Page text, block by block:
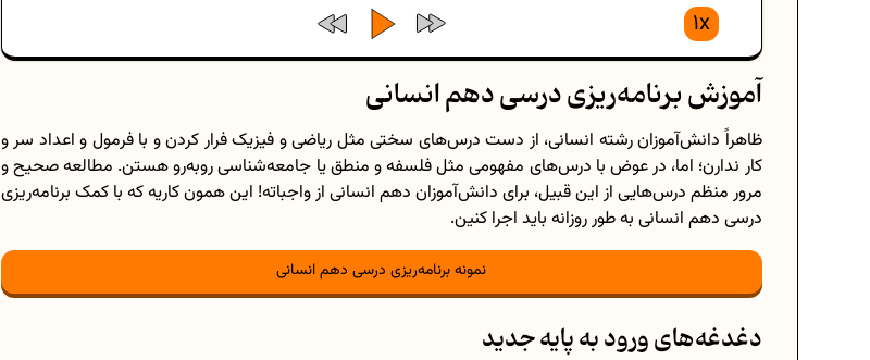
1x
آموزش برنامه‌ریزی درسی دهم انسانی
ظاهراً دانش‌آموزان رشته انسانی، از دست درس‌های سختی مثل ریاضی و فیزیک فرار کردن و با فرمول و اعداد سر و
کار ندارن؛ اما، در عوض با درس‌های مفهومی مثل فلسفه و منطق یا جامعه‌شناسی روبه‌رو هستن. مطالعه صحیح و
مرور منظم درس‌هایی از این قبیل، برای دانش‌آموزان دهم انسانی از واجباته! این همون کاریه که با کمک برنامه‌ریزی
درسی دهم انسانی به‌ طور روزانه باید اجرا کنین.
نمونه برنامه‌ریزی درسی دهم انسانی
دغدغه‌های ورود به پایه جدید